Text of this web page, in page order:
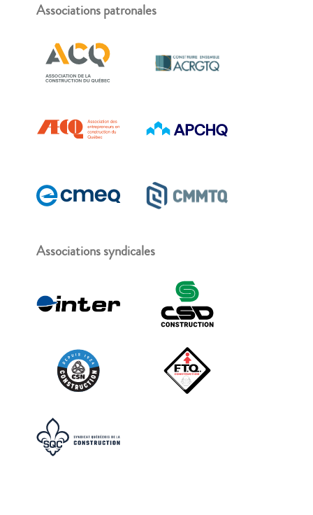
Associations patronales
Associations syndicales